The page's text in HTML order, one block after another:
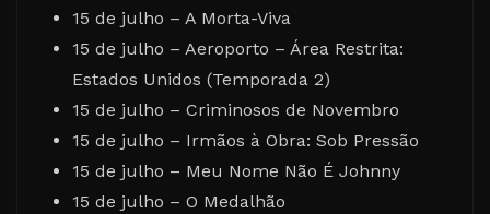
15 de julho – A Morta-Viva
15 de julho – Aeroporto – Área Restrita:
Estados Unidos (Temporada 2)
15 de julho – Criminosos de Novembro
15 de julho – Irmãos à Obra: Sob Pressão
15 de julho – Meu Nome Não É Johnny
15 de julho – O Medalhão